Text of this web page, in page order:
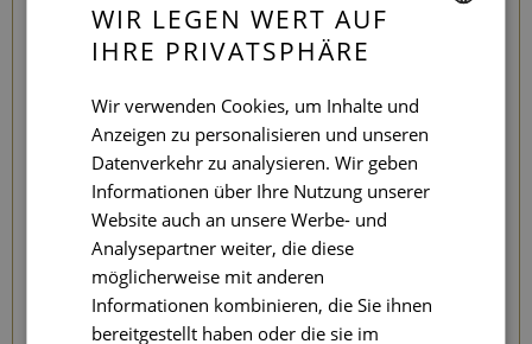
LOVE EXPERIENCE
KEEP CALM & RELAX
Eine entspannendePaar-Massage in einer
Doppelkabinein unserem Seventy Spa - Organic & Vegan.
RELAX & SPA
CATALAN
GERMAN
WIR LEGEN WERT AUF
IHRE PRIVATSPHÄRE
Wir verwenden Cookies, um Inhalte und
Anzeigen zu personalisieren und unseren
Datenverkehr zu analysieren. Wir geben
Informationen über Ihre Nutzung unserer
Website auch an unsere Werbe- und
Analysepartner weiter, die diese
möglicherweise mit anderen
Informationen kombinieren, die Sie ihnen
bereitgestellt haben oder die sie im